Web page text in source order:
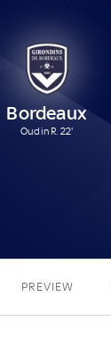
Bordeaux
Oudin R. 22'
PREVIEW